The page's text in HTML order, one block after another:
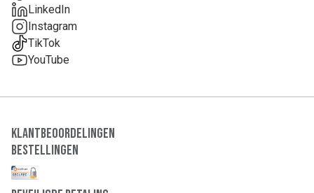
LinkedIn
Instagram
TikTok
YouTube
Klantbeoordelingen
Bestellingen